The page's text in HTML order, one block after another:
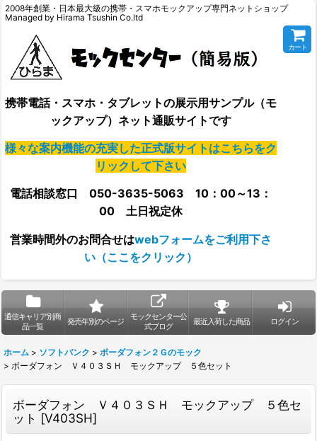
2008年創業・日本最大級の携帯・スマホモックアップ専門ネットショップ
Managed by Hirama Tsushin Co.ltd
携帯電話・スマホ・タブレットの展示用サンプル（モ
ックアップ）ネット通販サイトです
様々な案内機能の充実した正式版サイトはこちらをク
リックして下さい
電話相談窓口 050-3635-5063 10：00～13：
00 土日祝定休
営業時間外のお問合せはwebフォームをご利用下さ
い（ここをクリック）
カート
通信キャリア別商
品一覧
発売年別のページ
モックセンター公
式ブログ
最近入荷した商品 ログイン
ホーム > ソフトバンク > ボーダフォン２Ｇのモック
> ボーダフォン Ｖ４０３ＳＨ モックアップ ５色セット
ボーダフォン Ｖ４０３ＳＨ モックアップ ５色セ
ット [V403SH]